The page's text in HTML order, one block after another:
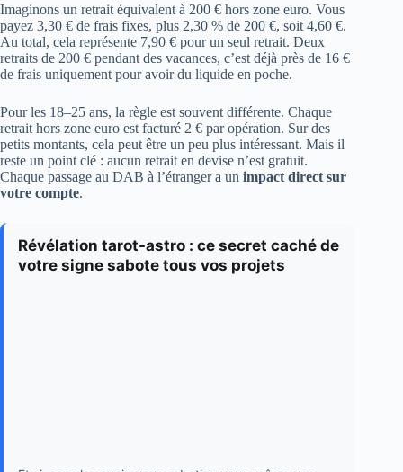
Imaginons un retrait équivalent à 200 € hors zone euro. Vous
payez 3,30 € de frais fixes, plus 2,30 % de 200 €, soit 4,60 €.
Au total, cela représente 7,90 € pour un seul retrait. Deux
retraits de 200 € pendant des vacances, c’est déjà près de 16 €
de frais uniquement pour avoir du liquide en poche.
Pour les 18–25 ans, la règle est souvent différente. Chaque
retrait hors zone euro est facturé 2 € par opération. Sur des
petits montants, cela peut être un peu plus intéressant. Mais il
reste un point clé : aucun retrait en devise n’est gratuit.
Chaque passage au DAB à l’étranger a un impact direct sur
votre compte.
Révélation tarot-astro : ce secret caché de
votre signe sabote tous vos projets